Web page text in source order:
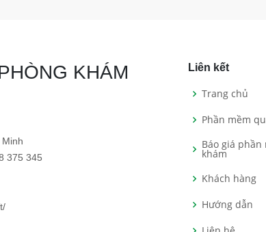
KHÁM
375 345
Liên kết
Trang chủ
Phần mềm
Báo giá
khám
Khách hàng
Hướng dẫn